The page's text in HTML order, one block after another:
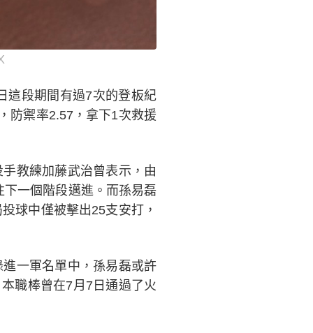
這段期間有過7次的登板紀
防禦率2.57，拿下1次救援
教練加藤武治曾表示，由
一個階段邁進。而孫易磊
球中僅被擊出25支安打，
一軍名單中，孫易磊或許
職棒曾在7月7日通過了火